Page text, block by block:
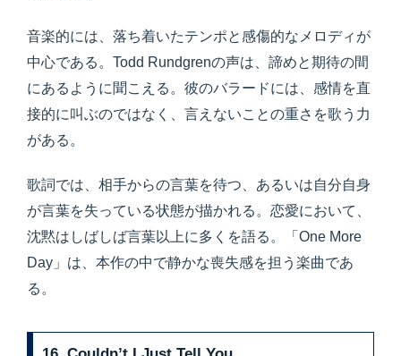
音楽的には、落ち着いたテンポと感傷的なメロディが
中心である。Todd Rundgrenの声は、諦めと期待の間
にあるように聞こえる。彼のバラードには、感情を直
接的に叫ぶのではなく、言えないことの重さを歌う力
がある。
歌詞では、相手からの言葉を待つ、あるいは自分自身
が言葉を失っている状態が描かれる。恋愛において、
沈黙はしばしば言葉以上に多くを語る。「One More
Day」は、本作の中で静かな喪失感を担う楽曲であ
る。